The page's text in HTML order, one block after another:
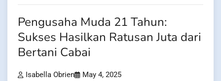
Pengusaha Muda 21 Tahun:
Sukses Hasilkan Ratusan Juta dari
Bertani Cabai
Isabella Obrien May 4, 2025